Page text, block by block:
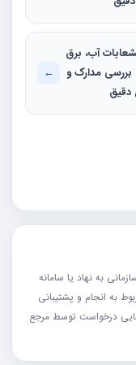
آب‌، برق‌
بررسی مدارک و
دقیق
←
به نهاد یا سامانه
به انجام و پشتیبانی
درخواست توسط مرجع